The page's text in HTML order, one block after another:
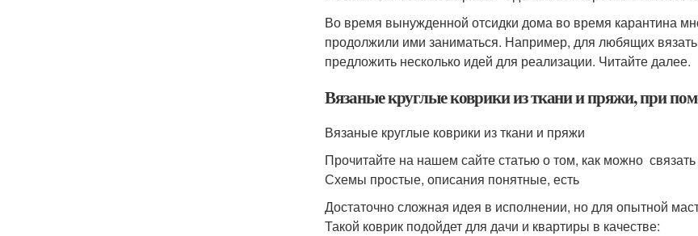
Во время вынужденной отсидки дома во время карантина
продолжили ими заниматься. Например, для любящих
предложить несколько идей для реализации. Читайте далее.
Вязаные круглые коврики из ткани и пряжи, при
Вязаные круглые коврики из ткани и пряжи
Прочитайте на нашем сайте статью о том, как можно
Схемы простые, описания понятные, есть
Достаточно сложная идея в исполнении, но для опытной
Такой коврик подойдет для дачи и квартиры в качестве: